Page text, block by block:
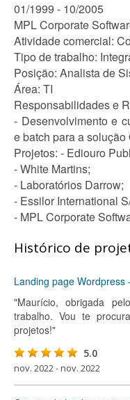
01/1999 - 10/2005
MPL Corporate
Atividade comercial:
Tipo de trabalho:
Posição: Analista de
Área: TI
Responsabilidades e
- Desenvolvimento e
e batch para a
Projetos: - Ediouro
- White Martins;
- Laboratórios Darrow;
- Essilor International
- MPL Corporate
Histórico de
Landing page Wordpress
"Maurício, obrigada
trabalho. Vou te
projetos!"
5.0
nov. 2022 - nov. 2022